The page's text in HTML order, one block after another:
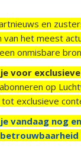
en
van het meest
onmisbare
voor
op
exclusieve
vandaag nog